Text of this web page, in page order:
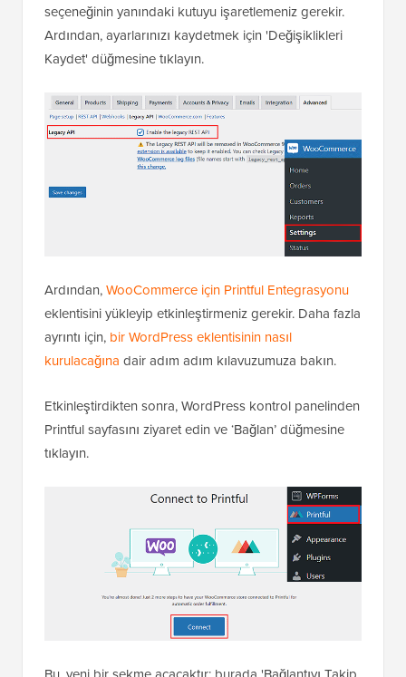
seçeneğinin yanındaki kutuyu işaretlemeniz gerekir.
Ardından, ayarlarınızı kaydetmek için 'Değişiklikleri
Kaydet' düğmesine tıklayın.
Ardından,WooCommerce için Printful Entegrasyonu
eklentisini yükleyip etkinleştirmeniz gerekir. Daha fazla
ayrıntı için, bir WordPress eklentisinin nasıl
kurulacağına dair adım adım kılavuzumuza bakın.
Etkinleştirdikten sonra, WordPress kontrol panelinden
Printful sayfasını ziyaret edin ve ‘Bağlan’ düğmesine
tıklayın.